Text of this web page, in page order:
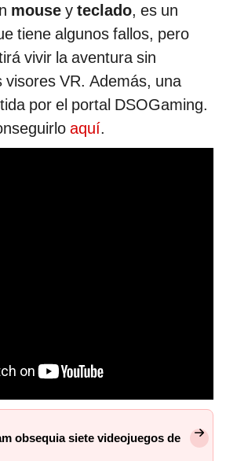
mouse y teclado, es un
tiene algunos fallos, pero
vivir la aventura sin
visores VR. Además, una
por el portal DSOGaming.
aquí.
obsequia siete videojuegos de